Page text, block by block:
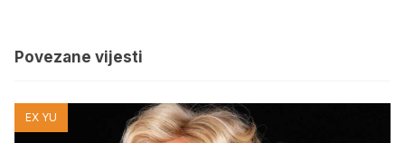
Povezane vijesti
EX YU